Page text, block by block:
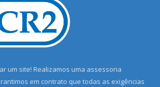
um site! Realizamos uma assessoria
em contrato que todas as exigências